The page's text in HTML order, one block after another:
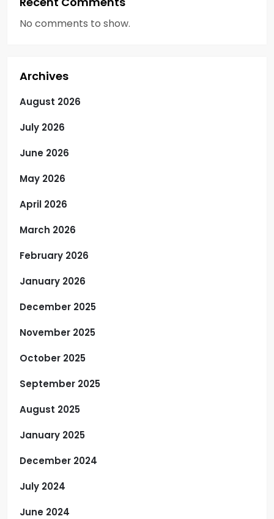
No comments to show.
Archives
August 2026
July 2026
June 2026
May 2026
April 2026
March 2026
February 2026
January 2026
December 2025
November 2025
October 2025
September 2025
August 2025
January 2025
December 2024
July 2024
June 2024